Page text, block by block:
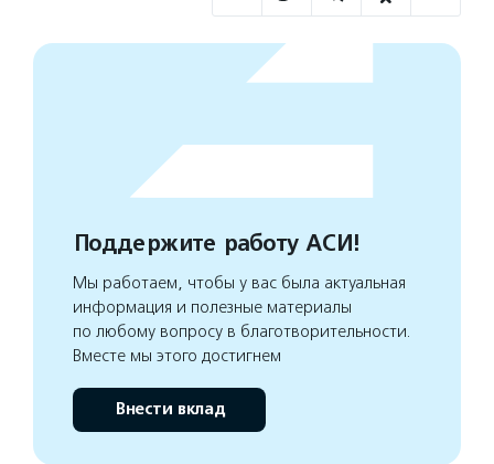
Поддержите работу АСИ!
Мы работаем, чтобы у вас была актуальная
информация и полезные материалы
по любому вопросу в благотворительности.
Вместе мы этого достигнем
Внести вклад